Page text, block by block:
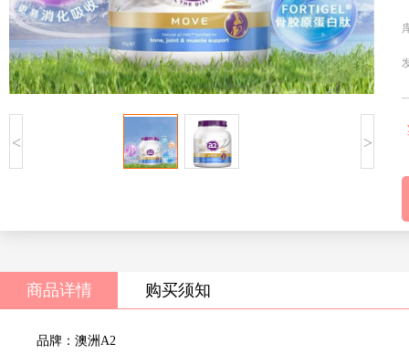
< >
商品详情 购买须知
品牌：澳洲A2